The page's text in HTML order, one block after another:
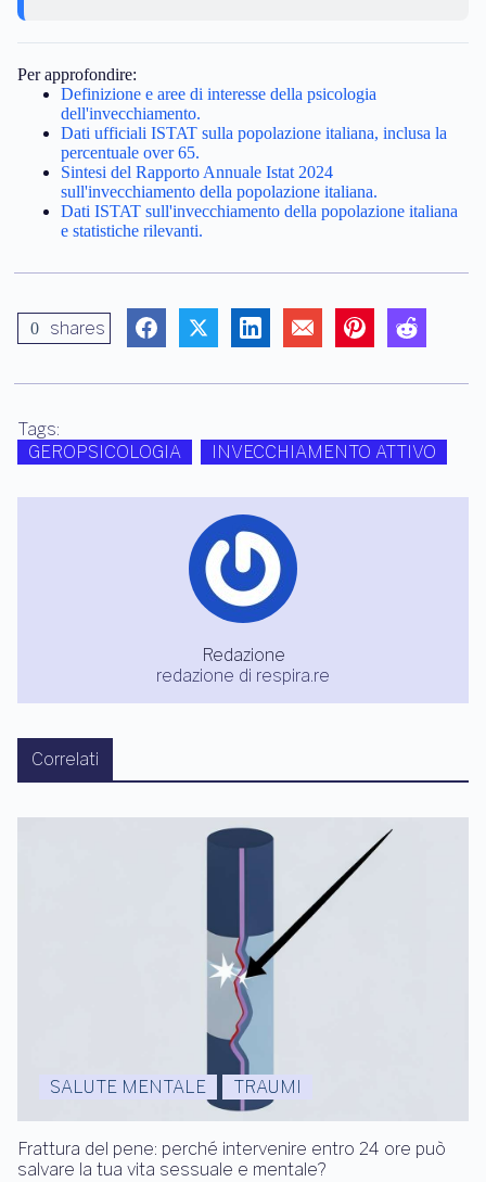
Per approfondire:
Definizione e aree di interesse della psicologia
dell'invecchiamento.
Dati ufficiali ISTAT sulla popolazione italiana, inclusa la
percentuale over 65.
Sintesi del Rapporto Annuale Istat 2024
sull'invecchiamento della popolazione italiana.
Dati ISTAT sull'invecchiamento della popolazione italiana
e statistiche rilevanti.
0 shares
Tags:
GEROPSICOLOGIA
INVECCHIAMENTO ATTIVO
Redazione
redazione di respira.re
Correlati
SALUTE MENTALE TRAUMI
Frattura del pene: perché intervenire entro 24 ore può
salvare la tua vita sessuale e mentale?